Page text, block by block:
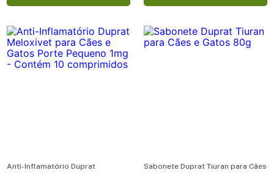
Anti-Inflamatório Duprat Sabonete Duprat Tiuran para Cães